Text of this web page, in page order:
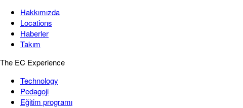
Hakkımızda
Locations
Haberler
Takım
The EC Experience
Technology
Pedagoji
Eğitim programı